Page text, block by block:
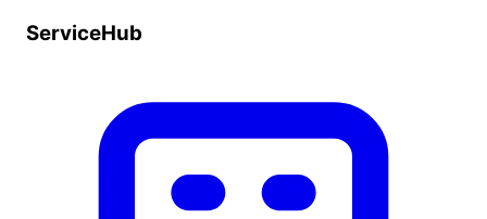
ServiceHub